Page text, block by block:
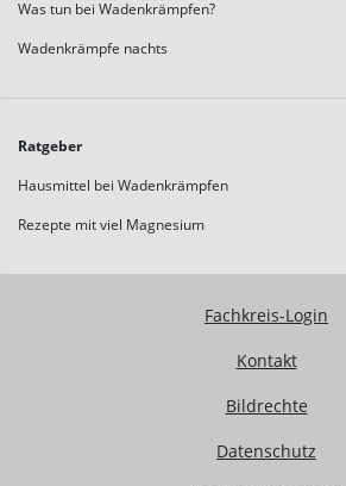
Was tun bei Wadenkrämpfen?
Wadenkrämpfe nachts
Ratgeber
Hausmittel bei Wadenkrämpfen
Rezepte mit viel Magnesium
Fachkreis-Login
Kontakt
Bildrechte
Datenschutz